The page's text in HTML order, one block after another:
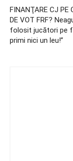
FINANŢARE CJ PE
DE VOT FRF?
folosit jucători pe
primi nici un leu!”